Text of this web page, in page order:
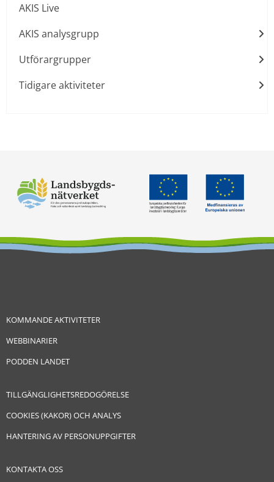
AKIS Live
AKIS analysgrupp
Utförargrupper
Tidigare aktiviteter
KOMMANDE AKTIVITETER
WEBBINARIER
PODDEN LANDET
TILLGÄNGLIGHETSREDOGÖRELSE
COOKIES (KAKOR) OCH ANALYS
HANTERING AV PERSONUPPGIFTER
KONTAKTA OSS